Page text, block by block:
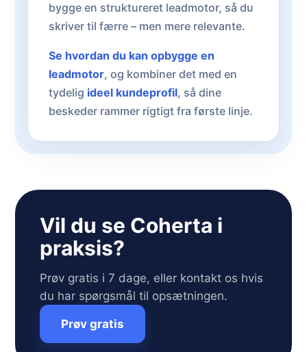
bygge en struktureret leadmotor, så du
skriver til færre – men mere relevante.
Se hvordan du kan opbygge en
leadmotor, og kombiner det med en
tydelig ideel kundeprofil, så dine
beskeder rammer rigtigt fra første linje.
Vil du se Coherta i
praksis?
Prøv gratis i 7 dage, eller kontakt os hvis
du har spørgsmål til opsætningen.
Prøv gratis